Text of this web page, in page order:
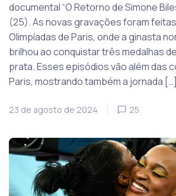
documental “O Retorno de Simone
(25). As novas gravações foram
Olimpíadas de Paris, onde a ginasta
brilhou ao conquistar três medalhas
prata. Esses episódios vão além das
Paris, mostrando também a jornada […]
23 de agosto de 2024 25